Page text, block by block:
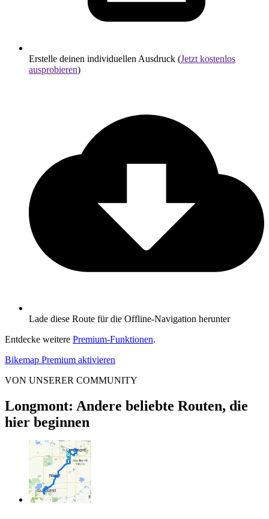
Erstelle deinen individuellen Ausdruck (Jetzt kostenlos
ausprobieren)
Lade diese Route für die Offline-Navigation herunter
Entdecke weitere Premium-Funktionen.
Bikemap Premium aktivieren
VON UNSERER COMMUNITY
Longmont: Andere beliebte Routen, die
hier beginnen